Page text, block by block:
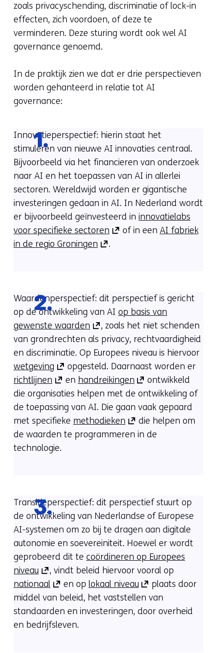
zoals privacyschending, discriminatie of lock-in
effecten, zich voordoen, of deze te
verminderen. Deze sturing wordt ook wel AI
governance genoemd.
In de praktijk zien we dat er drie perspectieven
worden gehanteerd in relatie tot AI
governance:
1.
Innovatieperspectief: hierin staat het
stimuleren van nieuwe AI innovaties centraal.
Bijvoorbeeld via het financieren van onderzoek
naar AI en het toepassen van AI in allerlei
sectoren. Wereldwijd worden er gigantische
investeringen gedaan in AI. In Nederland wordt
er bijvoorbeeld geïnvesteerd in innovatielabs
voor specifieke sectoren (opent
in
naar
een
andere
website)
of in een AI fabriek
in de regio Groningen (opent
(verwijst
naar
een
andere
website)
.
2.
Waardenperspectief: dit perspectief is gericht
op de ontwikkeling van AI op basis van
gewenste waarden (opent
in
nieuw
venster)
(verwijst
naar
een
andere
website)
, zoals het niet schenden
van grondrechten als privacy, rechtvaardigheid
en discriminatie. Op Europees niveau is hiervoor
wetgeving (opent
in
nieuw
venster)
(verwijst
naar
een
opgesteld. Daarnaast worden er
richtlijnen (opent
in
nieuw
venster)
(verwijst
naar
en handreikingen(opent
in
nieuw
venster)
(verwijst
ontwikkeld
die organisaties helpen met de ontwikkeling of
de toepassing van AI. Die gaan vaak gepaard
met specifieke methodieken (opent
in
een
andere
website)
die helpen om
de waarden te programmeren in de
technologie.
3.
Transitieperspectief: dit perspectief stuurt op
de ontwikkeling van Nederlandse of Europese
AI-systemen om zo bij te dragen aan digitale
autonomie en soevereiniteit. Hoewel er wordt
geprobeerd dit te coördineren op Europees
niveau (opent
in
nieuw
venster)
(verwijst
, vindt beleid hiervoor vooral op
nationaal (opent
in
nieuw
venster)
en op lokaal niveau(opent
in
nieuw
plaats door
middel van beleid, het vaststellen van
standaarden en investeringen, door overheid
en bedrijfsleven.